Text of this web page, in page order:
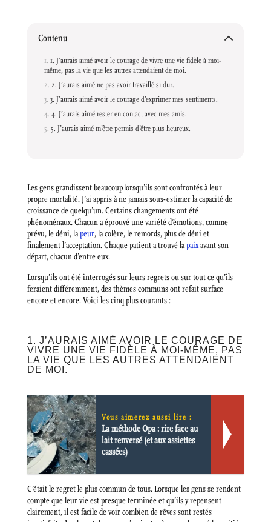
Contenu
1. J’aurais aimé avoir le courage de vivre une vie fidèle à moi-
même, pas la vie que les autres attendaient de moi.
2. J’aurais aimé ne pas avoir travaillé si dur.
3. J’aurais aimé avoir le courage d’exprimer mes sentiments.
4. J’aurais aimé rester en contact avec mes amis.
5. J’aurais aimé m’être permis d’être plus heureux.
Les gens grandissent beaucoup lorsqu’ils sont confrontés à leur
propre mortalité. J’ai appris à ne jamais sous-estimer la capacité de
croissance de quelqu’un. Certains changements ont été
phénoménaux. Chacun a éprouvé une variété d’émotions, comme
prévu, le déni, lapeur, la colère, le remords, plus de déni et
finalement l’acceptation. Chaque patient a trouvé lapaixavant son
départ, chacun d’entre eux.
Lorsqu’ils ont été interrogés sur leurs regrets ou sur tout ce qu’ils
feraient différemment, des thèmes communs ont refait surface
encore et encore. Voici les cinq plus courants :
1. J’AURAIS AIMÉ AVOIR LE COURAGE DE
VIVRE UNE VIE FIDÈLE À MOI-MÊME, PAS
LA VIE QUE LES AUTRES ATTENDAIENT
DE MOI.
Vous aimerez aussi lire :
La méthode Opa : rire face au
lait renversé (et aux assiettes
cassées)
C’était le regret le plus commun de tous. Lorsque les gens se rendent
compte que leur vie est presque terminée et qu’ils y repensent
clairement, il est facile de voir combien de rêves sont restés